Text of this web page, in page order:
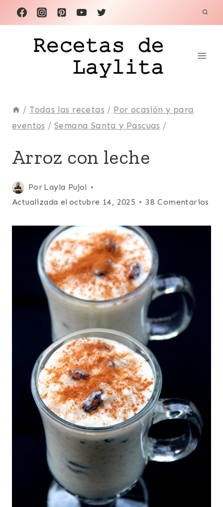
Saltar
al
contenido
/ Todas las recetas / Por ocasión y para
eventos / Semana Santa y Pascuas /
BOLIVIA
|
|
COLOMBIA
ENAMORADOS
FÁCILES
LATINO/HISPANO
MEXICO
CENTROAMERICA
Arroz con leche
Por Layla Pujol
Publicada
el
Actualizada el octubre 14, 2025 38 Comentarios